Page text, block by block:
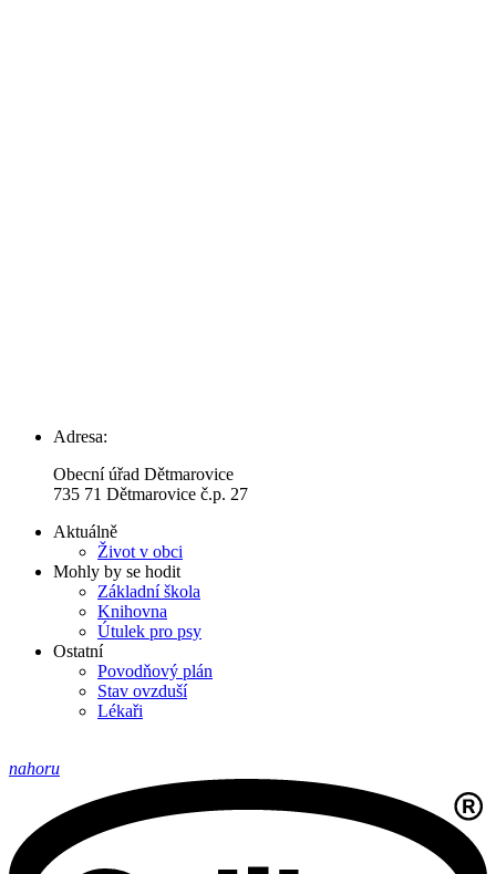
Adresa:
Obecní úřad Dětmarovice
735 71 Dětmarovice č.p. 27
Aktuálně
Život v obci
Mohly by se hodit
Základní škola
Knihovna
Útulek pro psy
Ostatní
Povodňový plán
Stav ovzduší
Lékaři
nahoru